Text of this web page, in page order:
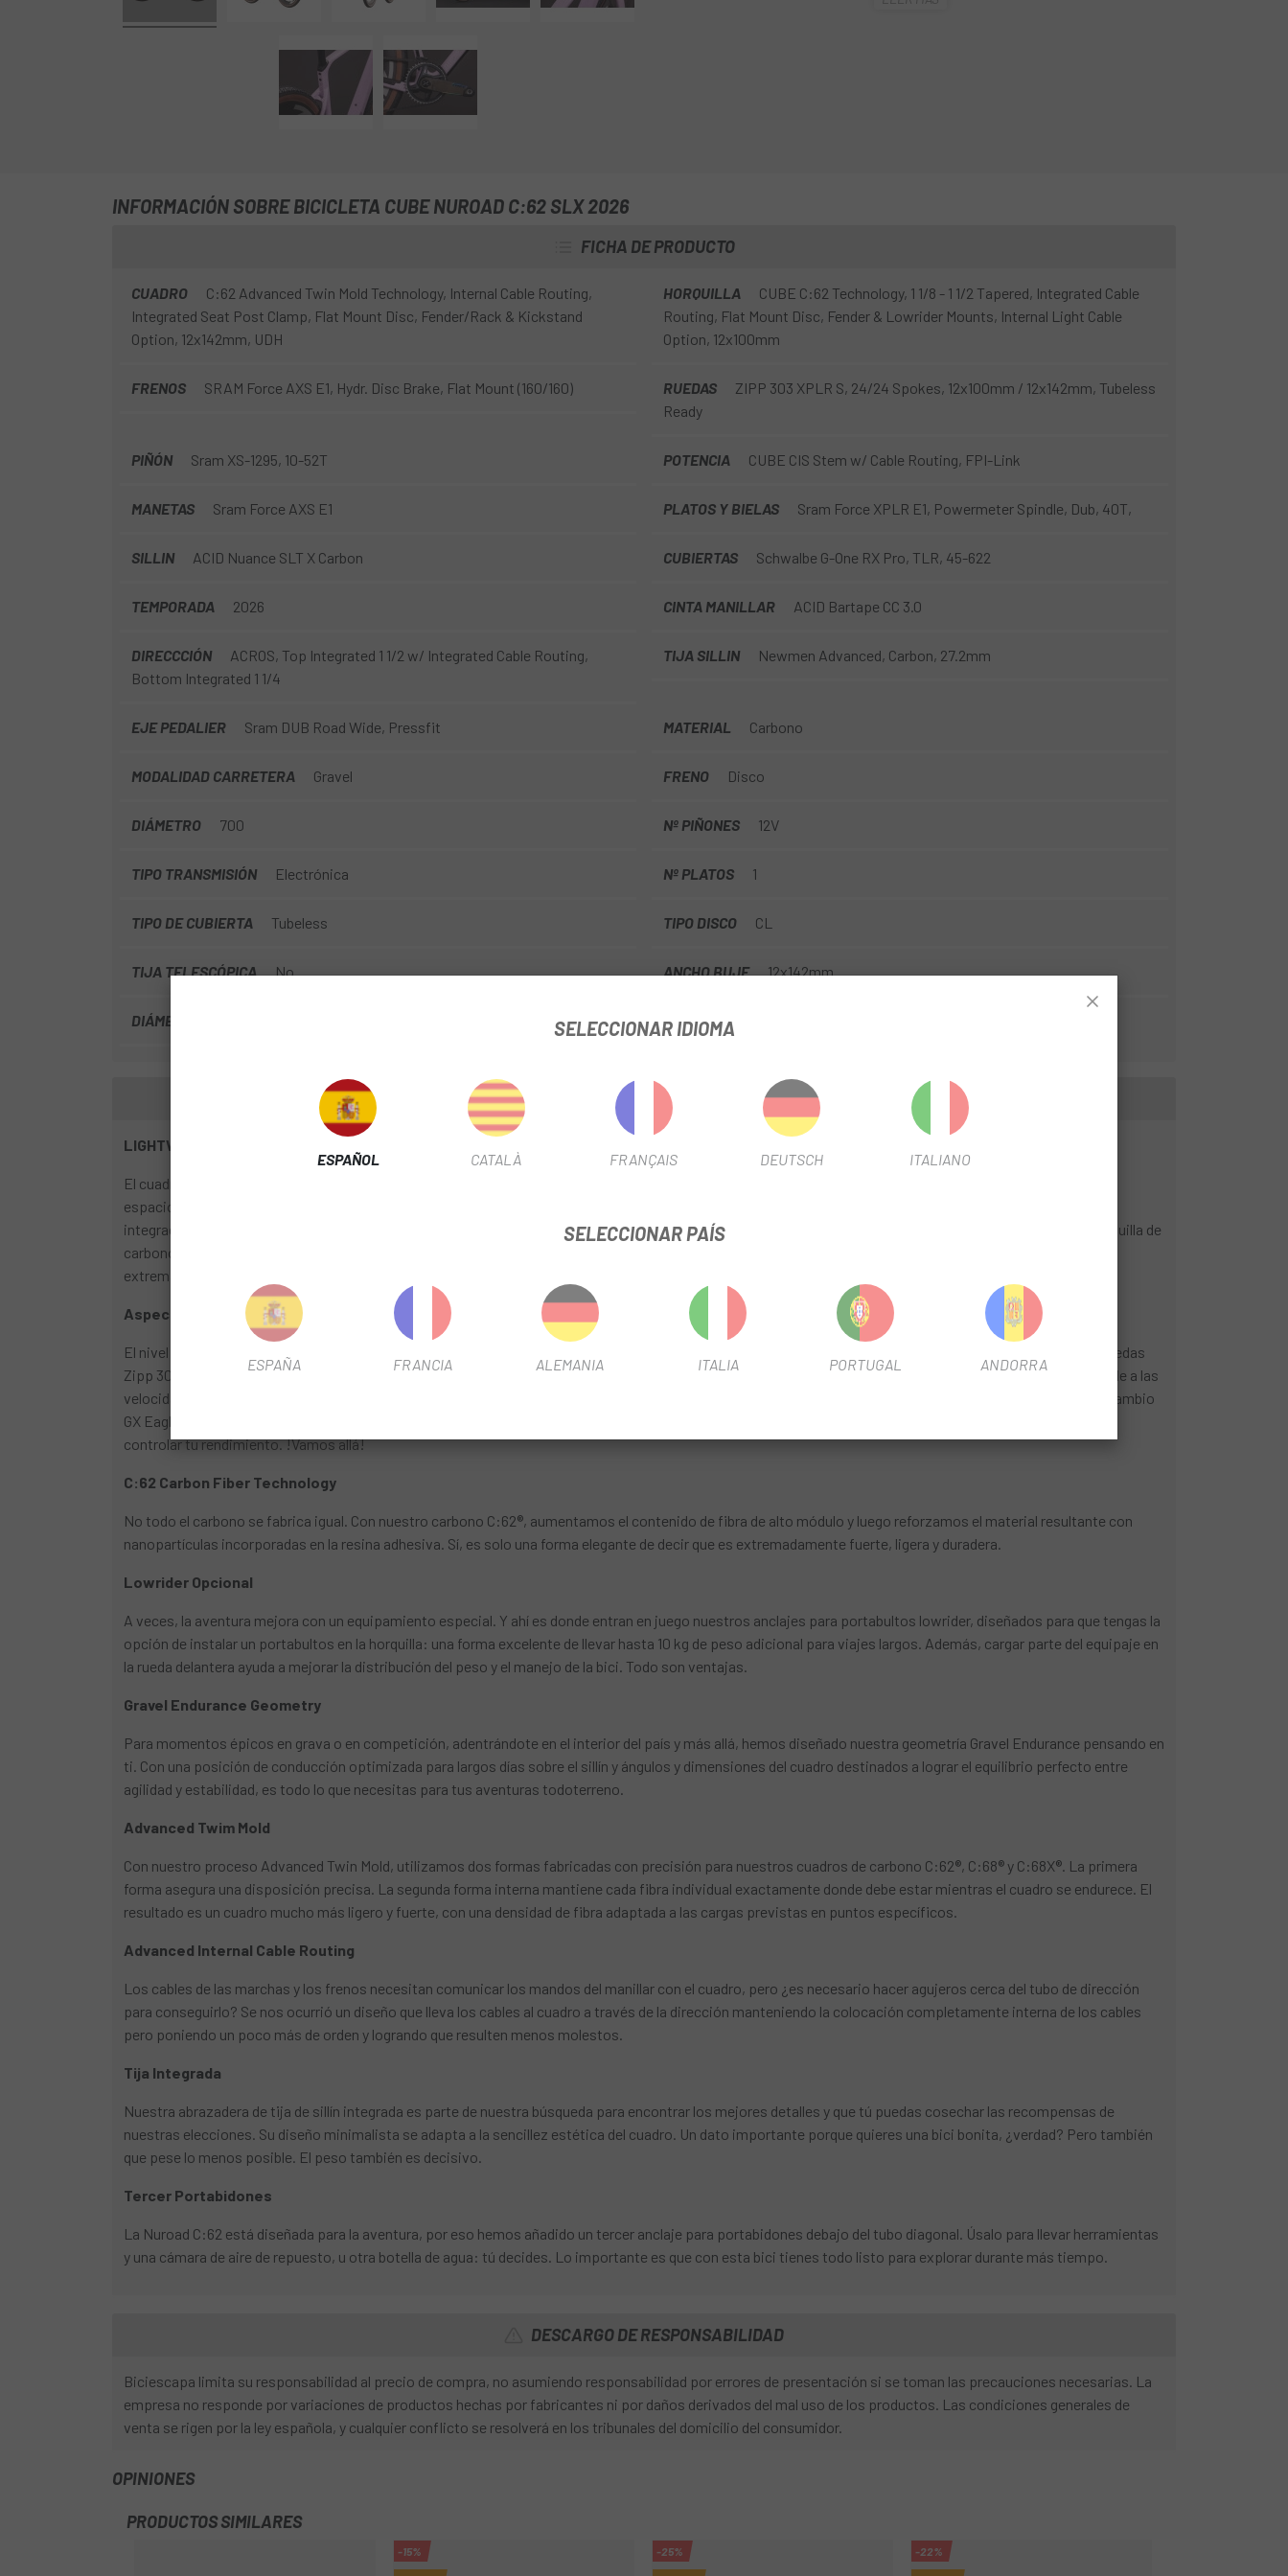
cuidadosamente seleccionados. No hace falta hacer concesiones. Las pistas
INFORMACIÓN SOBRE BICICLETA CUBE NUROAD C:62 SLX 2026
FICHA DE PRODUCTO
CUADRO
C:62 Advanced Twin Mold Technology, Internal Cable Routing,
Integrated Seat Post Clamp, Flat Mount Disc, Fender/Rack & Kickstand
Option, 12x142mm, UDH
HORQUILLA
CUBE C:62 Technology, 1 1/8 - 1 1/2 Tapered, Integrated Cable
Routing, Flat Mount Disc, Fender & Lowrider Mounts, Internal Light Cable
Option, 12x100mm
FRENOS SRAM Force AXS E1, Hydr. Disc Brake, Flat Mount (160/160) RUEDAS
ZIPP 303 XPLR S, 24/24 Spokes, 12x100mm / 12x142mm, Tubeless
Ready
PIÑÓN Sram XS-1295, 10-52T POTENCIA CUBE CIS Stem w/ Cable Routing, FPI-Link
MANETAS Sram Force AXS E1 PLATOS Y BIELAS Sram Force XPLR E1, Powermeter Spindle, Dub, 40T,
SILLIN ACID Nuance SLT X Carbon CUBIERTAS Schwalbe G-One RX Pro, TLR, 45-622
TEMPORADA 2026 CINTA MANILLAR ACID Bartape CC 3.0
DIRECCCIÓN
ACROS, Top Integrated 1 1/2 w/ Integrated Cable Routing,
Bottom Integrated 1 1/4
TIJA SILLIN Newmen Advanced, Carbon, 27.2mm
EJE PEDALIER Sram DUB Road Wide, Pressfit MATERIAL Carbono
MODALIDAD CARRETERA Gravel FRENO Disco
DIÁMETRO 700 Nº PIÑONES 12V
TIPO TRANSMISIÓN Electrónica Nº PLATOS 1
TIPO DE CUBIERTA Tubeless TIPO DISCO CL
TIJA TELESCÓPICA No ANCHO BUJE 12x142mm
DIÁMETRO DISCO
INFORMACIÓN DEL PRODUCTO
LIGHTWEIGHT TOUGHNESS
El cuadro Nuroad C:62 recoge todo lo que sabemos sobre cuadros de carbono y lo reutiliza en un formato perfecto para las carreras en gravilla. Hay un amplio
espacio libre en el cuadro para cubiertas de hasta 50 mm, por lo que puedes cambiarlos fácilmente para adaptarlos a tus necesidades. Una abrazadera de tija
integrada, un cableado semi-integrado y un puesto de mando de carbono de una sola pieza complementan el aspecto elegante y orgánico del cuadro, y la horquilla de
carbono C:62® tiene dos posiciones de montaje del portabultos. ¿Y el peso total de todo esto? Con un cuadro mediano, solo 1150 g. Resistente, pero también
extremadamente ligera. La base ideal para un nuevo enfoque de las carreras de gravilla.
Aspectos destacados
El nivel de detallismo CUBE en el cuadro y la horquilla de carbono C:62® de la Nuroad C:62 SLX es excepcional, pero probablemente ya te hayas fijado en las ruedas
Zipp 303 XPLR S... así que hablemos de ellas. Específicas para gravilla y con una llanta profunda diseñada para proporcionar una ventaja aerodinámica medible a las
velocidades típicas de carrera, las calzamos con cubiertas Schwalbe G-One RX Pro de 45 mm y añadimos frenos de disco hidráulicos AXS de Sram Force. El cambio
GX Eagle 1x12 de Sram proporciona unos cambios robustos y fiables, y hay un juego de bielas Sram Force con medidor de potencia integrado para que puedas
controlar tu rendimiento. !Vamos allá!
C:62 Carbon Fiber Technology
No todo el carbono se fabrica igual. Con nuestro carbono C:62®, aumentamos el contenido de fibra de alto módulo y luego reforzamos el material resultante con
nanopartículas incorporadas en la resina adhesiva. Sí, es solo una forma elegante de decir que es extremadamente fuerte, ligera y duradera.
Lowrider Opcional
A veces, la aventura mejora con un equipamiento especial. Y ahí es donde entran en juego nuestros anclajes para portabultos lowrider, diseñados para que tengas la
opción de instalar un portabultos en la horquilla: una forma excelente de llevar hasta 10 kg de peso adicional para viajes largos. Además, cargar parte del equipaje en
la rueda delantera ayuda a mejorar la distribución del peso y el manejo de la bici. Todo son ventajas.
Gravel Endurance Geometry
Para momentos épicos en grava o en competición, adentrándote en el interior del país y más allá, hemos diseñado nuestra geometría Gravel Endurance pensando en
ti. Con una posición de conducción optimizada para largos días sobre el sillín y ángulos y dimensiones del cuadro destinados a lograr el equilibrio perfecto entre
agilidad y estabilidad, es todo lo que necesitas para tus aventuras todoterreno.
Advanced Twim Mold
Con nuestro proceso Advanced Twin Mold, utilizamos dos formas fabricadas con precisión para nuestros cuadros de carbono C:62®, C:68® y C:68X®. La primera
forma asegura una disposición precisa. La segunda forma interna mantiene cada fibra individual exactamente donde debe estar mientras el cuadro se endurece. El
resultado es un cuadro mucho más ligero y fuerte, con una densidad de fibra adaptada a las cargas previstas en puntos específicos.
Advanced Internal Cable Routing
Los cables de las marchas y los frenos necesitan comunicar los mandos del manillar con el cuadro, pero ¿es necesario hacer agujeros cerca del tubo de dirección
para conseguirlo? Se nos ocurrió un diseño que lleva los cables al cuadro a través de la dirección manteniendo la colocación completamente interna de los cables
pero poniendo un poco más de orden y logrando que resulten menos molestos.
Tija Integrada
Nuestra abrazadera de tija de sillín integrada es parte de nuestra búsqueda para encontrar los mejores detalles y que tú puedas cosechar las recompensas de
nuestras elecciones. Su diseño minimalista se adapta a la sencillez estética del cuadro. Un dato importante porque quieres una bici bonita, ¿verdad? Pero también
que pese lo menos posible. El peso también es decisivo.
Tercer Portabidones
La Nuroad C:62 está diseñada para la aventura, por eso hemos añadido un tercer anclaje para portabidones debajo del tubo diagonal. Úsalo para llevar herramientas
y una cámara de aire de repuesto, u otra botella de agua: tú decides. Lo importante es que con esta bici tienes todo listo para explorar durante más tiempo.
DESCARGO DE RESPONSABILIDAD
Biciescapa limita su responsabilidad al precio de compra, no asumiendo responsabilidad por errores de presentación si se toman las precauciones necesarias. La
empresa no responde por variaciones de productos hechas por fabricantes ni por daños derivados del mal uso de los productos. Las condiciones generales de
venta se rigen por la ley española, y cualquier conflicto se resolverá en los tribunales del domicilio del consumidor.
OPINIONES
PRODUCTOS SIMILARES
-15% -25% -22%
SELECCIONAR IDIOMA
ESPAÑOL CATALÀ FRANÇAIS DEUTSCH ITALIANO
SELECCIONAR PAÍS
ESPAÑA FRANCIA ALEMANIA ITALIA PORTUGAL ANDORRA